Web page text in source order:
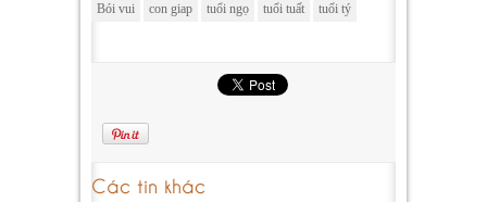
Bói vui con giap tuổi ngọ tuổi tuất tuổi tý
Các tin khác